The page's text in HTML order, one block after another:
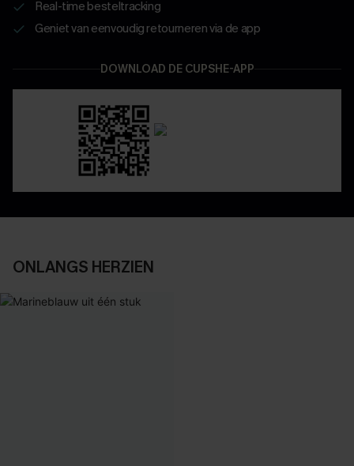
Real-time besteltracking
Geniet van eenvoudig retourneren via de app
DOWNLOAD DE CUPSHE-APP
ONLANGS HERZIEN